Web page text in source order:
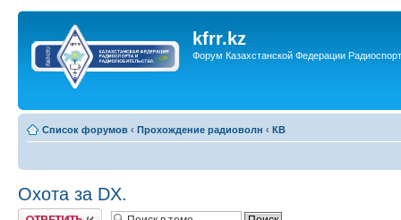
kfrr.kz
Форум Казахстанской Федерации
Список форумов ‹ Прохождение радиоволн ‹ КВ
Охота за DX.
Ответить